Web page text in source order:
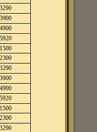
3290
3900
4900
5920
1500
2300
3290
3900
4900
5920
1500
2300
3290